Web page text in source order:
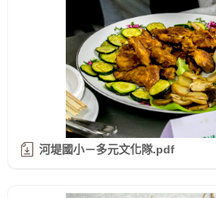
河堤國小－多元文化隊.pdf